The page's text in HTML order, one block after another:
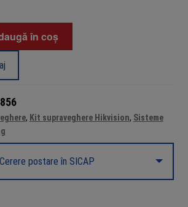
în coș
, Kit supraveghere Hikvision, Sisteme
Cerere postare în SICAP